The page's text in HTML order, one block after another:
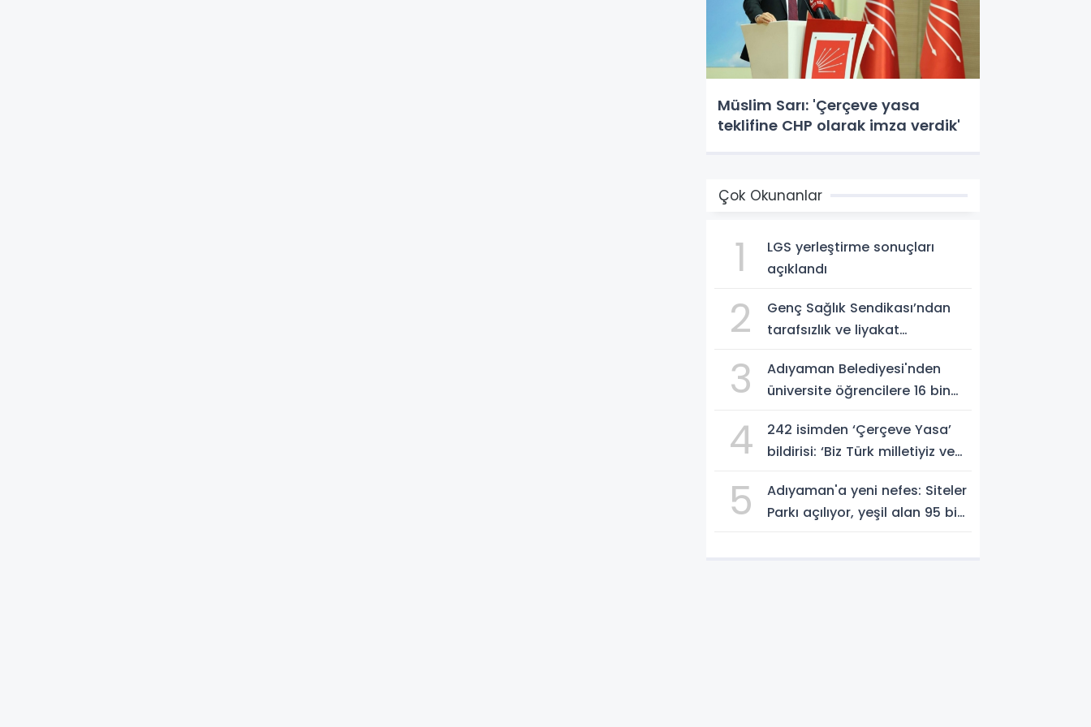
Müslim Sarı: 'Çerçeve yasa
teklifine CHP olarak imza verdik'
Çok Okunanlar
1
LGS yerleştirme sonuçları
açıklandı
2
Genç Sağlık Sendikası’ndan
tarafsızlık ve liyakat
3
Adıyaman Belediyesi'nden
üniversite öğrencilere 16 bin
Videolu Haber
4
242 isimden ‘Çerçeve Yasa’
bildirisi: ‘Biz Türk milletiyiz ve
5
Adıyaman'a yeni nefes: Siteler
Parkı açılıyor, yeşil alan 95 bin